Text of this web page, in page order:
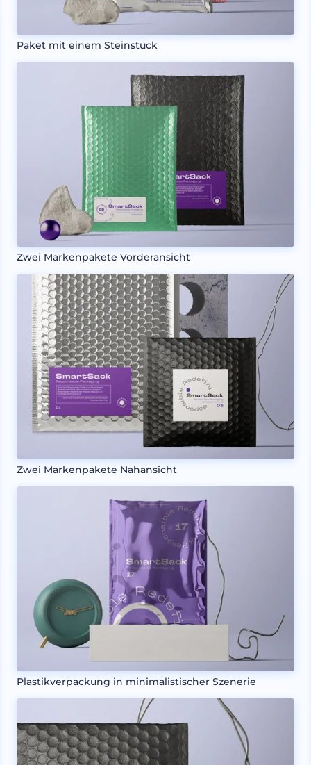
Paket mit einem Steinstück
Zwei Markenpakete Vorderansicht
Zwei Markenpakete Nahansicht
Plastikverpackung in minimalistischer Szenerie